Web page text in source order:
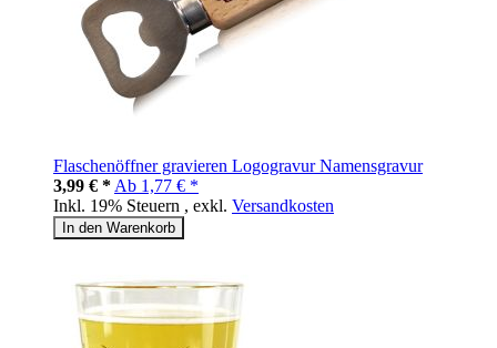
Flaschenöffner gravieren Logogravur Namensgravur
3,99 € * Ab 1,77 € *
Inkl. 19% Steuern , exkl. Versandkosten
In den Warenkorb